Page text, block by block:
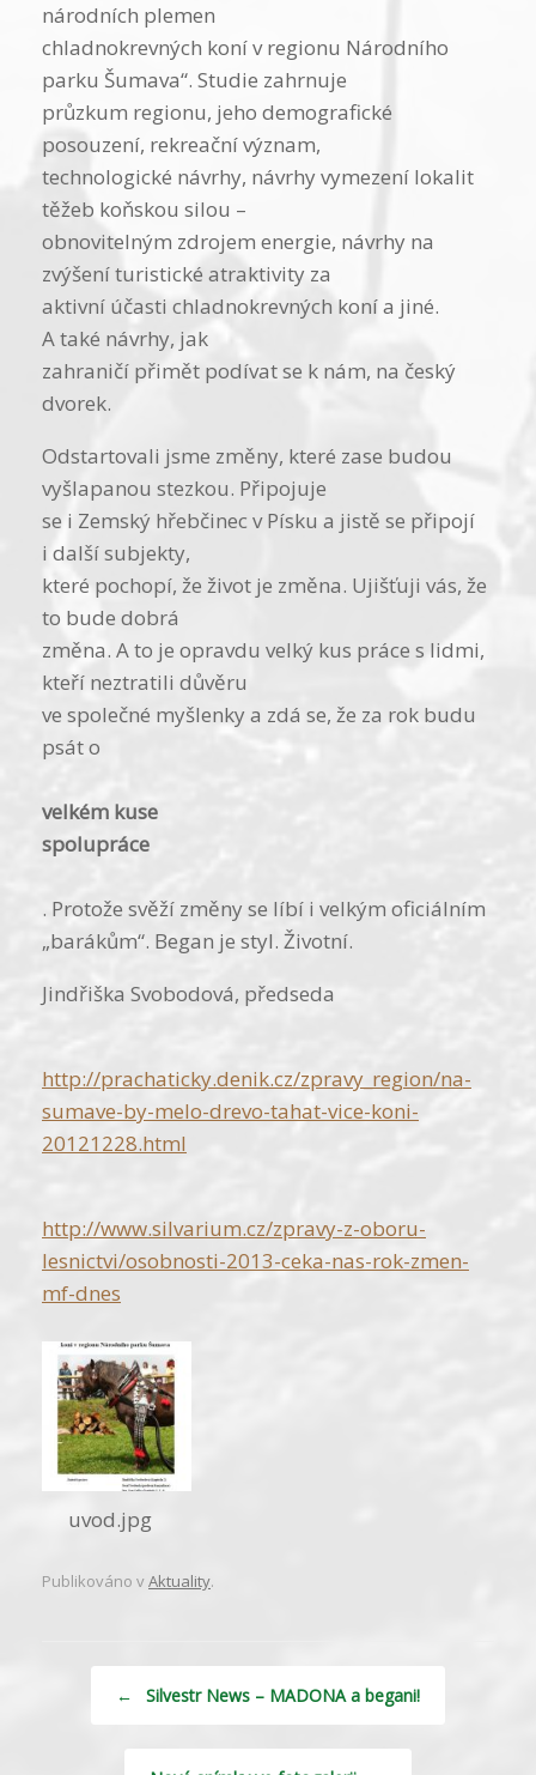
národních plemen
chladnokrevných koní v regionu Národního
parku Šumava“. Studie zahrnuje
průzkum regionu, jeho demografické
posouzení, rekreační význam,
technologické návrhy, návrhy vymezení lokalit
těžeb koňskou silou –
obnovitelným zdrojem energie, návrhy na
zvýšení turistické atraktivity za
aktivní účasti chladnokrevných koní a jiné.
A také návrhy, jak
zahraničí přimět podívat se k nám, na český
dvorek.
Odstartovali jsme změny, které zase budou
vyšlapanou stezkou. Připojuje
se i Zemský hřebčinec v Písku a jistě se připojí
i další subjekty,
které pochopí, že život je změna. Ujišťuji vás, že
to bude dobrá
změna. A to je opravdu velký kus práce s lidmi,
kteří neztratili důvěru
ve společné myšlenky a zdá se, že za rok budu
psát o
velkém kuse
spolupráce
. Protože svěží změny se líbí i velkým oficiálním
„barákům“. Began je styl. Životní.
Jindřiška Svobodová, předseda
http://pracha­ticky.denik.cz/zpra­vy_region/na-
sumave-by-melo-drevo-tahat-vice-koni-
20121228.html
http://www.sil­varium.cz/zpra­vy-z-oboru-
lesnictvi/osobnosti-2013-ceka-nas-rok-zmen-
mf-dnes
uvod.jpg
Publikováno vAktuality.
← Silvestr News – MADONA a begani!